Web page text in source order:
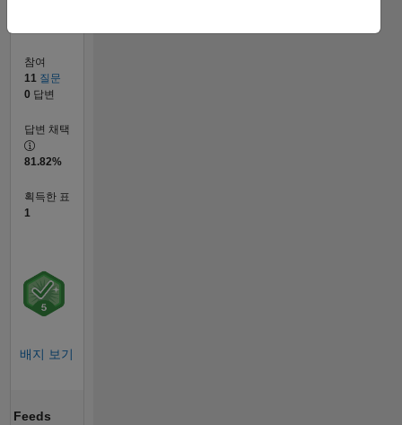
참여
11 질문
0 답변
답변 채택
81.82%
획득한 표
1
배지 보기
Feeds